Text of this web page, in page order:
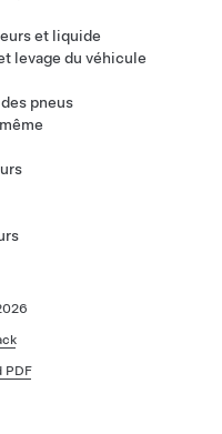
et liquide
levage du véhicule
pneus
PDF